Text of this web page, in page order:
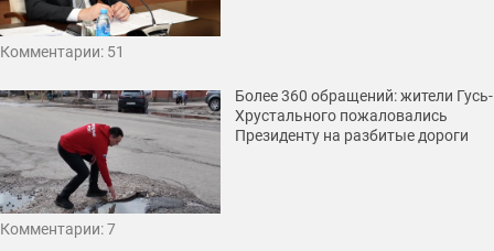
Комментарии: 51
Более 360 обращений: жители Гусь-
Хрустального пожаловались
Президенту на разбитые дороги
Комментарии: 7